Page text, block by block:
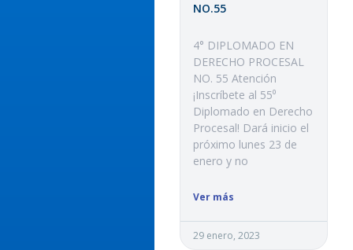
NO.55
4° DIPLOMADO EN
DERECHO PROCESAL
NO. 55 Atención
¡Inscríbete al 55⁰
Diplomado en Derecho
Procesal! Dará inicio el
próximo lunes 23 de
enero y no
Ver más
29 enero, 2023